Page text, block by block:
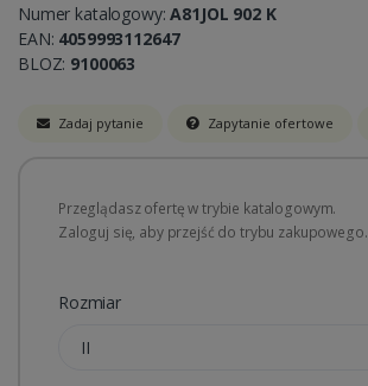
Numer katalogowy:A81JOL 902 K
EAN: 4059993112647
BLOZ: 9100063
Zadaj pytanie Zapytanie ofertowe
Przeglądasz ofertę w trybie katalogowym.
Zaloguj się, aby przejść do trybu zakupowego.
Rozmiar
II